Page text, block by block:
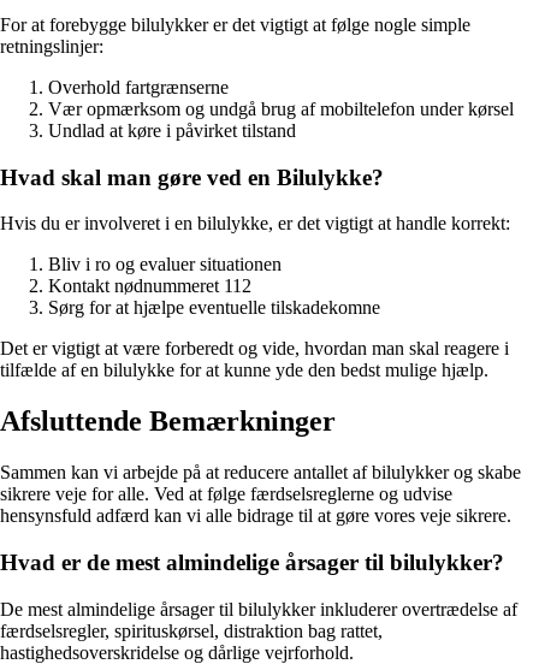
For at forebygge bilulykker er det vigtigt at følge nogle simple
retningslinjer:
Overhold fartgrænserne
Vær opmærksom og undgå brug af mobiltelefon under kørsel
Undlad at køre i påvirket tilstand
Hvad skal man gøre ved en Bilulykke?
Hvis du er involveret i en bilulykke, er det vigtigt at handle korrekt:
Bliv i ro og evaluer situationen
Kontakt nødnummeret 112
Sørg for at hjælpe eventuelle tilskadekomne
Det er vigtigt at være forberedt og vide, hvordan man skal reagere i
tilfælde af en bilulykke for at kunne yde den bedst mulige hjælp.
Afsluttende Bemærkninger
Sammen kan vi arbejde på at reducere antallet af bilulykker og skabe
sikrere veje for alle. Ved at følge færdselsreglerne og udvise
hensynsfuld adfærd kan vi alle bidrage til at gøre vores veje sikrere.
Hvad er de mest almindelige årsager til bilulykker?
De mest almindelige årsager til bilulykker inkluderer overtrædelse af
færdselsregler, spirituskørsel, distraktion bag rattet,
hastighedsoverskridelse og dårlige vejrforhold.